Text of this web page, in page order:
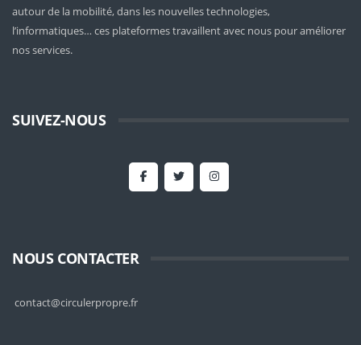
autour de la mobilité, dans les nouvelles technologies,
l’informatiques… ces plateformes travaillent avec nous pour améliorer
nos services.
SUIVEZ-NOUS
NOUS CONTACTER
contact@circulerpropre.fr